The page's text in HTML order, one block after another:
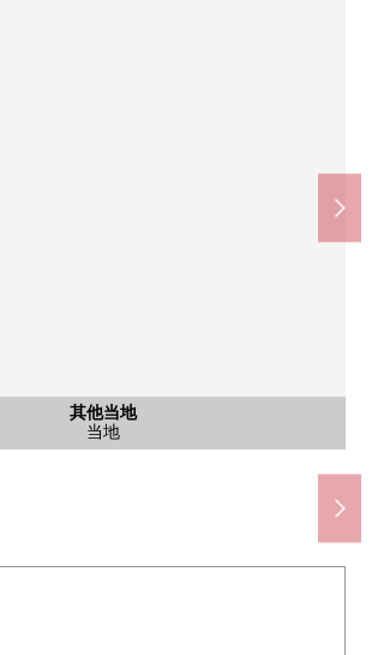
其他当地
当地
其他当地
当地
其他当地
当地
其他当地
当地
其他当地
当地
含有前面道路的外观
含有前面道路的外观
含有前面道路的外观
含有前面道路的外观
立川幸小学(约574m)
立川第4中学(约174m)